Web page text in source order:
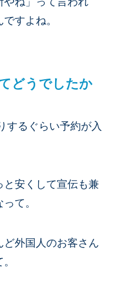
すよね。
どうでしたか
するぐらい予約が入
安くして宣伝も兼
て。
外国人のお客さん